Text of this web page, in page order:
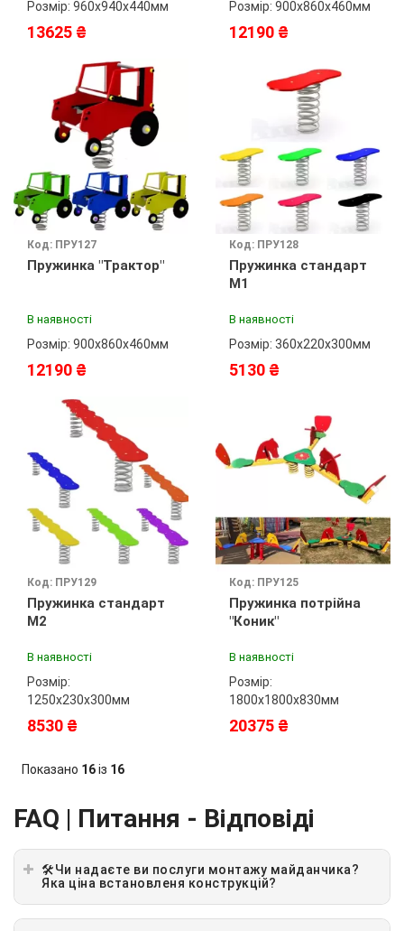
Розмір: 960х940х440мм
13625 ₴
Розмір: 900х860х460мм
12190 ₴
Код: ПРУ127
Пружинка "Трактор"
В наявності
Розмір: 900х860х460мм
12190 ₴
Код: ПРУ128
Пружинка стандарт
М1
В наявності
Розмір: 360х220х300мм
5130 ₴
Код: ПРУ129
Пружинка стандарт
М2
В наявності
Розмір:
1250х230х300мм
8530 ₴
Код: ПРУ125
Пружинка потрійна
"Коник"
В наявності
Розмір:
1800х1800х830мм
20375 ₴
Показано 16із 16
FAQ | Питання - Відповіді
🛠Чи надаєте ви послуги монтажу майданчика?
Яка ціна встановленя конструкцій?